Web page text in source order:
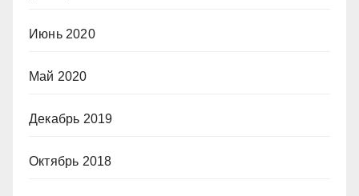
Июнь 2020
Май 2020
Декабрь 2019
Октябрь 2018